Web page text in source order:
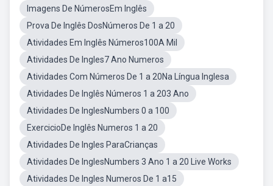
Imagens De NúmerosEm Inglês
Prova De Inglês DosNúmeros De 1 a 20
Atividades Em Inglês Números100A Mil
Atividades De Ingles7 Ano Numeros
Atividades Com Números De 1 a 20Na Língua Inglesa
Atividades De Inglês Números 1 a 203 Ano
Atividades De InglesNumbers 0 a 100
ExercicioDe Inglês Numeros 1 a 20
Atividades De Ingles ParaCrianças
Atividades De InglesNumbers 3 Ano 1 a 20 Live Works
Atividades De Ingles Numeros De 1 a15